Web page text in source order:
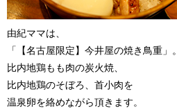
由紀ママは、
「【名古屋限定】今井屋の焼き鳥重」。
比内地鶏もも肉の炭火焼、
比内地鶏のそぼろ、首小肉を
温泉卵を絡めながら頂きます。